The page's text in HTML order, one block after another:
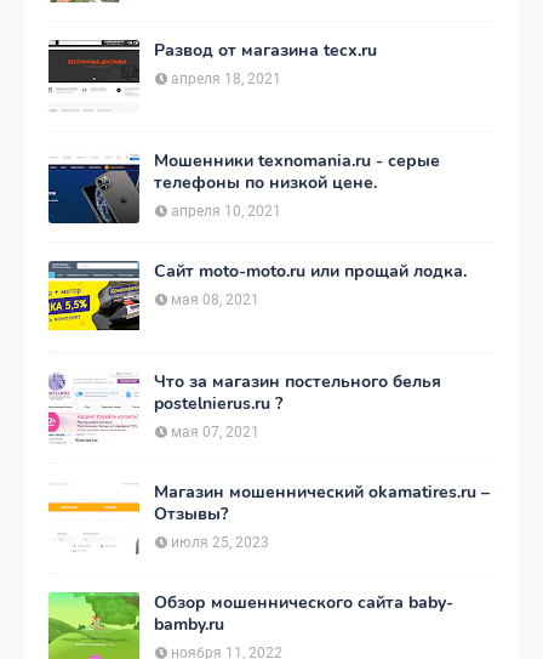
Развод от магазина tecx.ru
апреля 18, 2021
Мошенники texnomania.ru - серые
телефоны по низкой цене.
апреля 10, 2021
Сайт moto-moto.ru или прощай лодка.
мая 08, 2021
Что за магазин постельного белья
postelnierus.ru ?
мая 07, 2021
Магазин мошеннический okamatires.ru –
Отзывы?
июля 25, 2023
Обзор мошеннического сайта baby-
bamby.ru
ноября 11, 2022